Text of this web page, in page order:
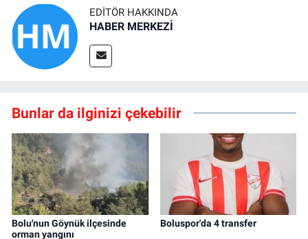
EDITÖR HAKKINDA
HABER MERKEZİ
Bunlar da ilginizi çekebilir
Bolu'nun Göynük ilçesinde
orman yangını
Boluspor'da 4 transfer